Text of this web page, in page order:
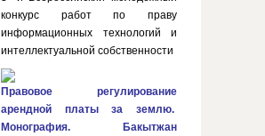
конкурс работ по праву
информационных технологий и
интеллектуальной собственности
Правовое регулирование
арендной платы за землю.
Монография. Бакытжан